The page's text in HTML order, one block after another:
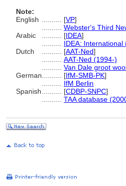
Note:
English
[VP]
Webster's Third
Arabic
[IDEA]
IDEA:
Dutch
[AAT-Ned]
AAT-Ned (1994-)
Van Dale groot
German
[IfM-SMB-PK]
IfM Berlin
Spanish
[CDBP-SNPC]
TAA database